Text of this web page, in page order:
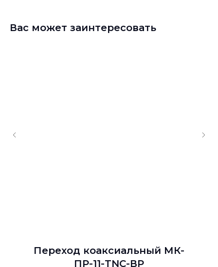
Вас может заинтересовать
Переход коаксиальный МК-
ПР-11-TNC-ВР